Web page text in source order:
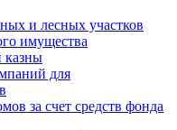
и лесных участков
имущества
казны
для
за счет средств фонда